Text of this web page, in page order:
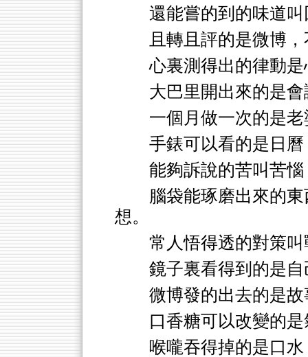
還能嘗的到的味道
且轉且評的是微博
心裏測得出的律動
大巴里開出來的是
一個月做一次的是
手錶可以看的是日
能夠訴說的苦叫苦
腦袋能琢磨出來的
想。
常人悟得透的對策
鏡子裏看得到的是
微博發的出去的是
口香糖可以改變的
喉嚨吞得掉的是口